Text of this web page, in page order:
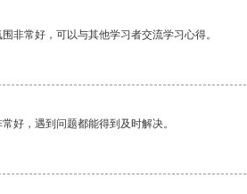
非常好，可以与其他学习者交流学习心得。
好，遇到问题都能得到及时解决。